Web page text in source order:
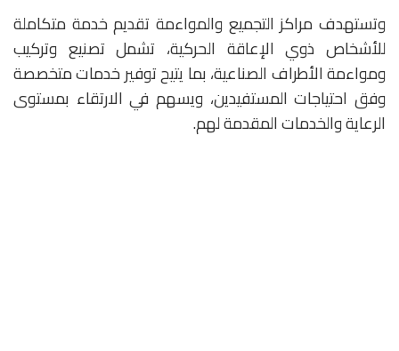
وتستهدف مراكز التجميع والمواءمة تقديم خدمة متكاملة
للأشخاص ذوي الإعاقة الحركية، تشمل تصنيع وتركيب
ومواءمة الأطراف الصناعية، بما يتيح توفير خدمات متخصصة
وفق احتياجات المستفيدين، ويسهم في الارتقاء بمستوى
الرعاية والخدمات المقدمة لهم.